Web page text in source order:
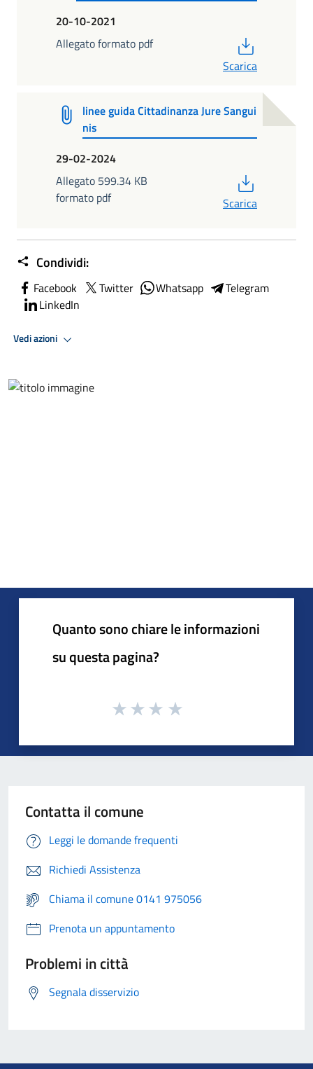
20-10-2021
Allegato formato pdf
Scarica
linee guida Cittadinanza Jure Sangui
nis
29-02-2024
Allegato 599.34 KB
formato pdf
Scarica
Condividi:
Facebook Twitter Whatsapp
Telegram
LinkedIn
Vedi azioni
Quanto sono chiare le informazioni
su questa pagina?
Contatta il comune
Leggi le domande frequenti
Richiedi Assistenza
Chiama il comune 0141 975056
Prenota un appuntamento
Problemi in città
Segnala disservizio